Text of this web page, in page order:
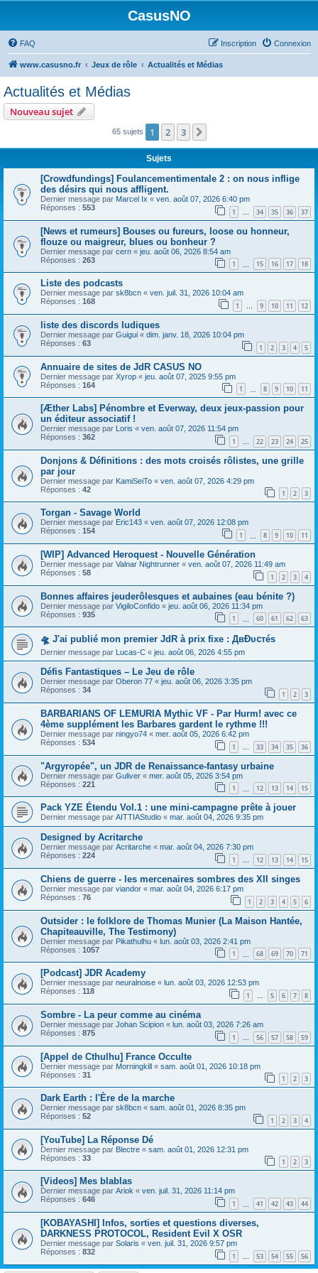
CasusNO
FAQ Connexion
Inscription
www.casusno.fr Jeux de rôle Actualités et Médias
Actualités et Médias
Nouveau sujet
65 sujets 1 2 3
Sujets
[Crowdfundings] Foulancementimentale 2 : on nous inflige
des désirs qui nous affligent.
Dernier message par Marcel Ix « ven. août 07, 2026 6:40 pm
Réponses : 553 1 … 34 35 36 37
[News et rumeurs] Bouses ou fureurs, loose ou honneur,
flouze ou maigreur, blues ou bonheur ?
Dernier message par cern « jeu. août 06, 2026 8:54 am
Réponses : 263 1 15 16 17 18
Liste des podcasts
Dernier message par sk8bcn « ven. juil. 31, 2026 10:04 am
Réponses : 168 1 … 9 10 11 12
liste des discords ludiques
Dernier message par Guigui « dim. janv. 18, 2026 10:04 pm
Réponses : 63 1 2 3 4 5
Annuaire de sites de JdR CASUS NO
Dernier message par Xyrop « jeu. août 07, 2025 9:55 pm
Réponses : 164 1 8 9 10 11
[Æther Labs] Pénombre et Everway, deux jeux-passion pour
un éditeur associatif !
Dernier message par Loris « ven. août 07, 2026 11:54 pm
Réponses : 362 1 … 22 23 24 25
Donjons & Définitions : des mots croisés rôlistes, une grille
par jour
Dernier message par KamiSeiTo « ven. août 07, 2026 4:29 pm
Réponses : 42 1 2 3
Torgan - Savage World
Dernier message par Eric143 « ven. août 07, 2026 12:08 pm
Réponses : 154 1 8 9 10 11
[WIP] Advanced Heroquest - Nouvelle Génération
Dernier message par Valnar Nightrunner « ven. août 07, 2026 11:49 am
Réponses : 58 1 2 3 4
Bonnes affaires jeuderôlesques et aubaines (eau bénite ?)
Dernier message par VigiloConfido « jeu. août 06, 2026 11:34 pm
Réponses : 935 1 60 61 62 63
🛸 J'ai publié mon premier JdR à prix fixe : ДвĐυ𝖼тéѕ
Dernier message par Lucas-C « jeu. août 06, 2026 4:55 pm
Défis Fantastiques – Le Jeu de rôle
Dernier message par Oberon 77 « jeu. août 06, 2026 3:35 pm
Réponses : 34 1 2 3
BARBARIANS OF LEMURIA Mythic VF - Par Hurm! avec ce
4ème supplément les Barbares gardent le rythme !!!
Dernier message par ningyo74 « mer. août 05, 2026 6:42 pm
Réponses : 534 1 … 33 34 35 36
"Argyropée", un JDR de Renaissance-fantasy urbaine
Dernier message par Guliver « mer. août 05, 2026 3:54 pm
Réponses : 221 1 12 13 14 15
Pack YZE Étendu Vol.1 : une mini-campagne prête à jouer
Dernier message par AITTIAStudio « mar. août 04, 2026 9:35 pm
Designed by Acritarche
Dernier message par Acritarche « mar. août 04, 2026 7:30 pm
Réponses : 224 1 … 12 13 14 15
Chiens de guerre - les mercenaires sombres des XII singes
Dernier message par viandor « mar. août 04, 2026 6:17 pm
Réponses : 76 1 2 3 4 5 6
Outsider : le folklore de Thomas Munier (La Maison Hantée,
Chapiteauville, The Testimony)
Dernier message par Pikathulhu « lun. août 03, 2026 2:41 pm
Réponses : 1057 1 68 69 70 71
[Podcast] JDR Academy
Dernier message par neuralnoise « lun. août 03, 2026 12:53 pm
Réponses : 118 1 … 5 6 7 8
Sombre - La peur comme au cinéma
Dernier message par Johan Scipion « lun. août 03, 2026 7:26 am
Réponses : 875 1 56 57 58 59
[Appel de Cthulhu] France Occulte
Dernier message par Morningkill « sam. août 01, 2026 10:18 pm
Réponses : 31 1 2 3
Dark Earth : l'Ère de la marche
Dernier message par sk8bcn « sam. août 01, 2026 8:35 pm
Réponses : 52 1 2 3 4
[YouTube] La Réponse Dé
Dernier message par Blectre « sam. août 01, 2026 12:31 pm
Réponses : 33 1 2 3
[Videos] Mes blablas
Dernier message par Ariok « ven. juil. 31, 2026 11:14 pm
Réponses : 646 1 41 42 43 44
[KOBAYASHI] Infos, sorties et questions diverses,
DARKNESS PROTOCOL, Resident Evil X OSR
Dernier message par Solaris « ven. juil. 31, 2026 9:57 pm
Réponses : 832 1 … 53 54 55 56